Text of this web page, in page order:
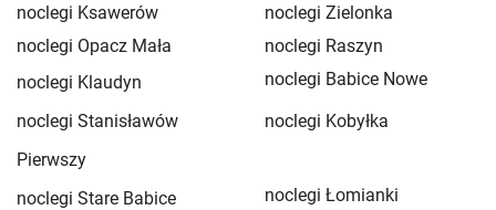
noclegi Ksawerów
noclegi Zielonka
noclegi Opacz Mała
noclegi Raszyn
noclegi Klaudyn
noclegi Babice Nowe
noclegi Stanisławów
Pierwszy
noclegi Kobyłka
noclegi Stare Babice
noclegi Łomianki